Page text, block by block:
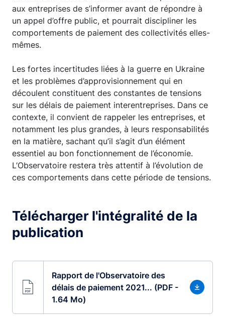
aux entreprises de s’informer avant de répondre à
un appel d’offre public, et pourrait discipliner les
comportements de paiement des collectivités elles-
mêmes.
Les fortes incertitudes liées à la guerre en Ukraine
et les problèmes d’approvisionnement qui en
découlent constituent des constantes de tensions
sur les délais de paiement interentreprises. Dans ce
contexte, il convient de rappeler les entreprises, et
notamment les plus grandes, à leurs responsabilités
en la matière, sachant qu’il s’agit d’un élément
essentiel au bon fonctionnement de l’économie.
L’Observatoire restera très attentif à l’évolution de
ces comportements dans cette période de tensions.
Télécharger l'intégralité de la
publication
Rapport de l'Observatoire des
délais de paiement 2021... (PDF -
1.64 Mo)